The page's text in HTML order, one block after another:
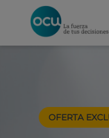
OFERTA